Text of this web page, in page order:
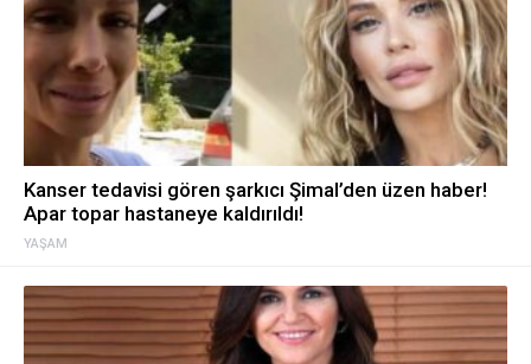
YAŞAM
Kanser tedavisi gören şarkıcı Şimal’den üzen haber!
Apar topar hastaneye kaldırıldı!